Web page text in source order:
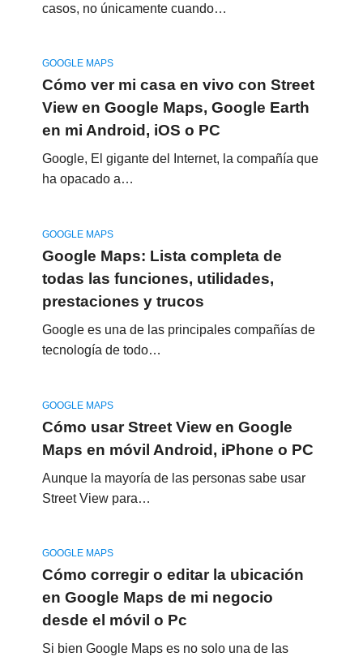
casos, no únicamente cuando…
GOOGLE MAPS
Cómo ver mi casa en vivo con Street
View en Google Maps, Google Earth
en mi Android, iOS o PC
Google, El gigante del Internet, la compañía que
ha opacado a…
GOOGLE MAPS
Google Maps: Lista completa de
todas las funciones, utilidades,
prestaciones y trucos
Google es una de las principales compañías de
tecnología de todo…
GOOGLE MAPS
Cómo usar Street View en Google
Maps en móvil Android, iPhone o PC
Aunque la mayoría de las personas sabe usar
Street View para…
GOOGLE MAPS
Cómo corregir o editar la ubicación
en Google Maps de mi negocio
desde el móvil o Pc
Si bien Google Maps es no solo una de las